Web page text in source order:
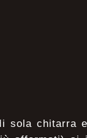
sola chitarra